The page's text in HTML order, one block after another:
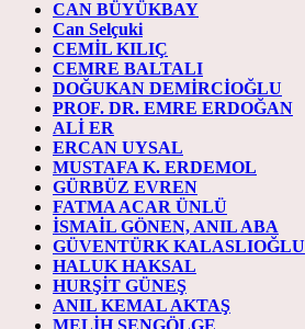
CAN BÜYÜKBAY
Can Selçuki
CEMİL KILIÇ
CEMRE BALTALI
DOĞUKAN DEMİRCİOĞLU
PROF. DR. EMRE ERDOĞAN
ALİ ER
ERCAN UYSAL
MUSTAFA K. ERDEMOL
GÜRBÜZ EVREN
FATMA ACAR ÜNLÜ
İSMAİL GÖNEN, ANIL ABA
GÜVENTÜRK KALASLIOĞLU
HALUK HAKSAL
HURŞİT GÜNEŞ
ANIL KEMAL AKTAŞ
MELİH ŞENGÖLGE